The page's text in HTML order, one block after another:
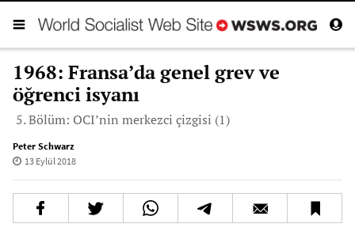
1968: Fransa’da genel grev ve
öğrenci isyanı
5. Bölüm: OCI’nin merkezci çizgisi (1)
Peter Schwarz
13 Eylül 2018